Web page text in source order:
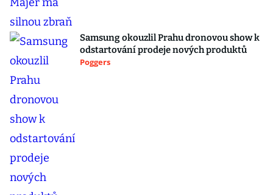
Samsung okouzlil Prahu dronovou show k
odstartování prodeje nových produktů
Poggers